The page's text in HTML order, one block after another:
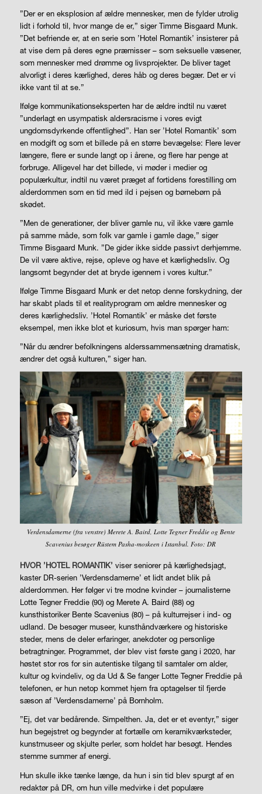
”Der er en eksplosion af ældre mennesker, men de fylder utrolig
lidt i forhold til, hvor mange de er,” siger Timme Bisgaard Munk.
”Det befriende er, at en serie som ’Hotel Romantik’ insisterer på
at vise dem på deres egne præmisser – som seksuelle væsener,
som mennesker med drømme og livsprojekter. De bliver taget
alvorligt i deres kærlighed, deres håb og deres begær. Det er vi
ikke vant til at se.”
Ifølge kommunikationseksperten har de ældre indtil nu været
”underlagt en usympatisk aldersracisme i vores evigt
ungdomsdyrkende offentlighed”. Han ser ’Hotel Romantik’ som
en modgift og som et billede på en større bevægelse: Flere lever
længere, flere er sunde langt op i årene, og flere har penge at
forbruge. Alligevel har det billede, vi møder i medier og
populærkultur, indtil nu været præget af fortidens forestilling om
alderdommen som en tid med ild i pejsen og børnebørn på
skødet.
”Men de generationer, der bliver gamle nu, vil ikke være gamle
på samme måde, som folk var gamle i gamle dage,” siger
Timme Bisgaard Munk. ”De gider ikke sidde passivt derhjemme.
De vil være aktive, rejse, opleve og have et kærlighedsliv. Og
langsomt begynder det at bryde igennem i vores kultur.”
Ifølge Timme Bisgaard Munk er det netop denne forskydning, der
har skabt plads til et realityprogram om ældre mennesker og
deres kærlighedsliv. ’Hotel Romantik’ er måske det første
eksempel, men ikke blot et kuriosum, hvis man spørger ham:
”Når du ændrer befolkningens alderssammensætning dramatisk,
ændrer det også kulturen,” siger han.
Verdensdamerne (fra venstre) Merete A. Baird, Lotte Tegner Freddie og Bente
Scavenius besøger Rüstem Pasha-moskeen i Istanbul. Foto: DR
HVOR ’HOTEL ROMANTIK’ viser seniorer på kærlighedsjagt,
kaster DR-serien ’Verdensdamerne’ et lidt andet blik på
alderdommen. Her følger vi tre modne kvinder – journalisterne
Lotte Tegner Freddie (90) og Merete A. Baird (88) og
kunsthistoriker Bente Scavenius (80) – på kulturrejser i ind- og
udland. De besøger museer, kunsthåndværkere og historiske
steder, mens de deler erfaringer, anekdoter og personlige
betragtninger. Programmet, der blev vist første gang i 2020, har
høstet stor ros for sin autentiske tilgang til samtaler om alder,
kultur og kvindeliv, og da Ud & Se fanger Lotte Tegner Freddie på
telefonen, er hun netop kommet hjem fra optagelser til fjerde
sæson af ’Verdensdamerne’ på Bornholm.
”Ej, det var bedårende. Simpelthen. Ja, det er et eventyr,” siger
hun begejstret og begynder at fortælle om keramikværksteder,
kunstmuseer og skjulte perler, som holdet har besøgt. Hendes
stemme summer af energi.
Hun skulle ikke tænke længe, da hun i sin tid blev spurgt af en
redaktør på DR, om hun ville medvirke i det populære